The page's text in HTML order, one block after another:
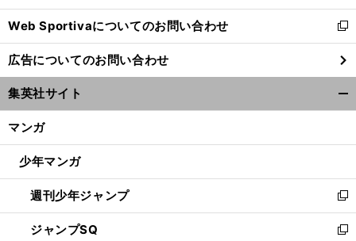
開
く
Web Sportivaについてのお問い合わせ
新
し
い
ウ
ィ
ン
ウ
開
く
広告についてのお問い合わせ
集英社サイト
マンガ
少年マンガ
週刊少年ジャンプ
新
し
い
ジャンプSQ
新